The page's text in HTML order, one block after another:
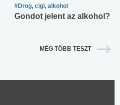
#Drog, cigi, alkohol
Gondot jelent az alkohol?
MÉG TÖBB TESZT